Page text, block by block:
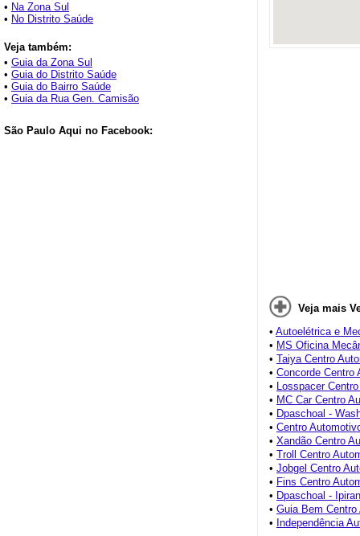
• Na Zona Sul
• No Distrito Saúde
Veja também:
• Guia da Zona Sul
• Guia do Distrito Saúde
• Guia do Bairro Saúde
• Guia da Rua Gen. Camisão
São Paulo Aqui no Facebook:
Veja mais
• Autoelétrica e
• MS Oficina
• Taiya Centro
• Concorde Centro
• Losspacer
• MC Car Centro
• Dpaschoal -
• Centro
• Xandão Centro
• Troll Centro
• Jobgel Centro
• Fins Centro
• Dpaschoal -
• Guia Bem
• Independência